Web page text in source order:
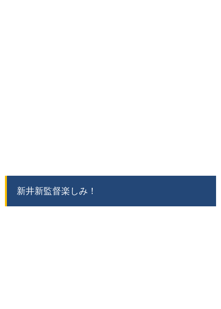
新井新監督楽しみ！